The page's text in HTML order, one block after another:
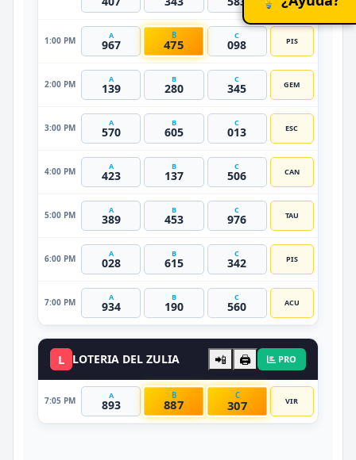
1:00 PM A
967
B
475
C
098 PIS
2:00 PM A
139
B
280
C
345 GEM
3:00 PM A
570
B
605
C
013 ESC
4:00 PM A
423
B
137
C
506 CAN
5:00 PM A
389
B
453
C
976 TAU
6:00 PM A
028
B
615
C
342 PIS
7:00 PM A
934
B
190
C
560 ACU
L LOTERIA DEL ZULIA 📲 🖨️ PRO
7:05 PM A
893
B
887
C
307 VIR